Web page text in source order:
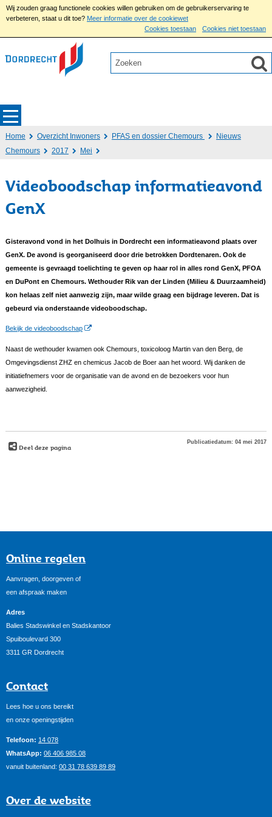
Wij zouden graag functionele cookies willen gebruiken om de gebruikerservaring te
verbeteren, staat u dit toe? Meer informatie over de cookiewet
Cookies toestaan
Cookies niet toestaan
Home Overzicht Inwoners PFAS en dossier Chemours
Nieuws
Chemours
2017 Mei
Videoboodschap informatieavond
GenX
Gisteravond vond in het Dolhuis in Dordrecht een informatieavond plaats over
GenX. De avond is georganiseerd door drie betrokken Dordtenaren. Ook de
gemeente is gevraagd toelichting te geven op haar rol in alles rond GenX, PFOA
en DuPont en Chemours. Wethouder Rik van der Linden (Milieu & Duurzaamheid)
kon helaas zelf niet aanwezig zijn, maar wilde graag een bijdrage leveren. Dat is
gebeurd via onderstaande videoboodschap.
Bekijk de videoboodschap
Naast de wethouder kwamen ook Chemours, toxicoloog Martin van den Berg, de
Omgevingsdienst ZHZ en chemicus Jacob de Boer aan het woord. Wij danken de
initiatiefnemers voor de organisatie van de avond en de bezoekers voor hun
aanwezigheid.
Deel deze pagina
Publicatiedatum: 04 mei 2017
Online regelen
Aanvragen, doorgeven of
een afspraak maken
Adres
Balies Stadswinkel en Stadskantoor
Spuiboulevard 300
3311 GR Dordrecht
Contact
Lees hoe u ons bereikt
en onze openingstijden
Telefoon: 14 078
WhatsApp: 06 406 985 08
vanuit buitenland: 00 31 78 639 89 89
Over de website